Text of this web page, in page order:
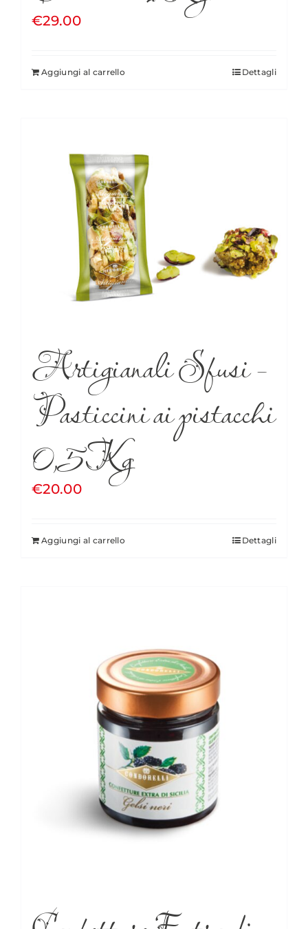
€29.00
Aggiungi al carrello Dettagli
Artigianali Sfusi –
Pasticcini ai pistacchi
0,5Kg
€20.00
Aggiungi al carrello Dettagli